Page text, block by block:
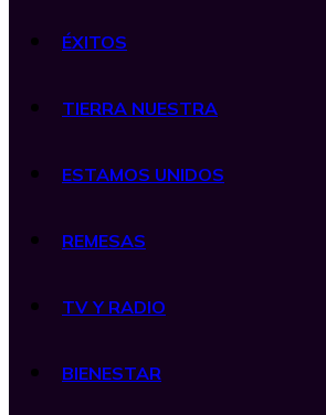
ÉXITOS
TIERRA NUESTRA
ESTAMOS UNIDOS
REMESAS
TV Y RADIO
BIENESTAR